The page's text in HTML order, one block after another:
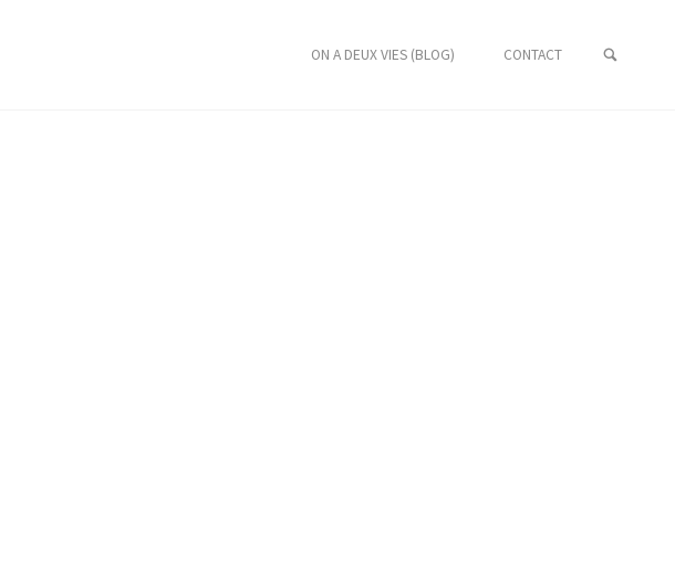
ON A DEUX VIES (BLOG) CONTACT